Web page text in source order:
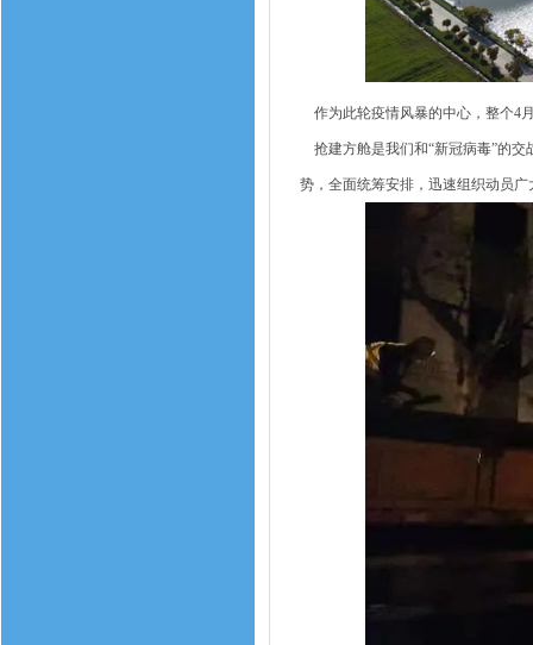
作为此轮疫情风暴的中心，整个4
抢建方舱是我们和“新冠病毒”的交
势，全面统筹安排，迅速组织动员